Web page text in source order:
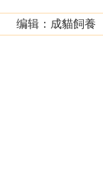
编辑：成貓飼養